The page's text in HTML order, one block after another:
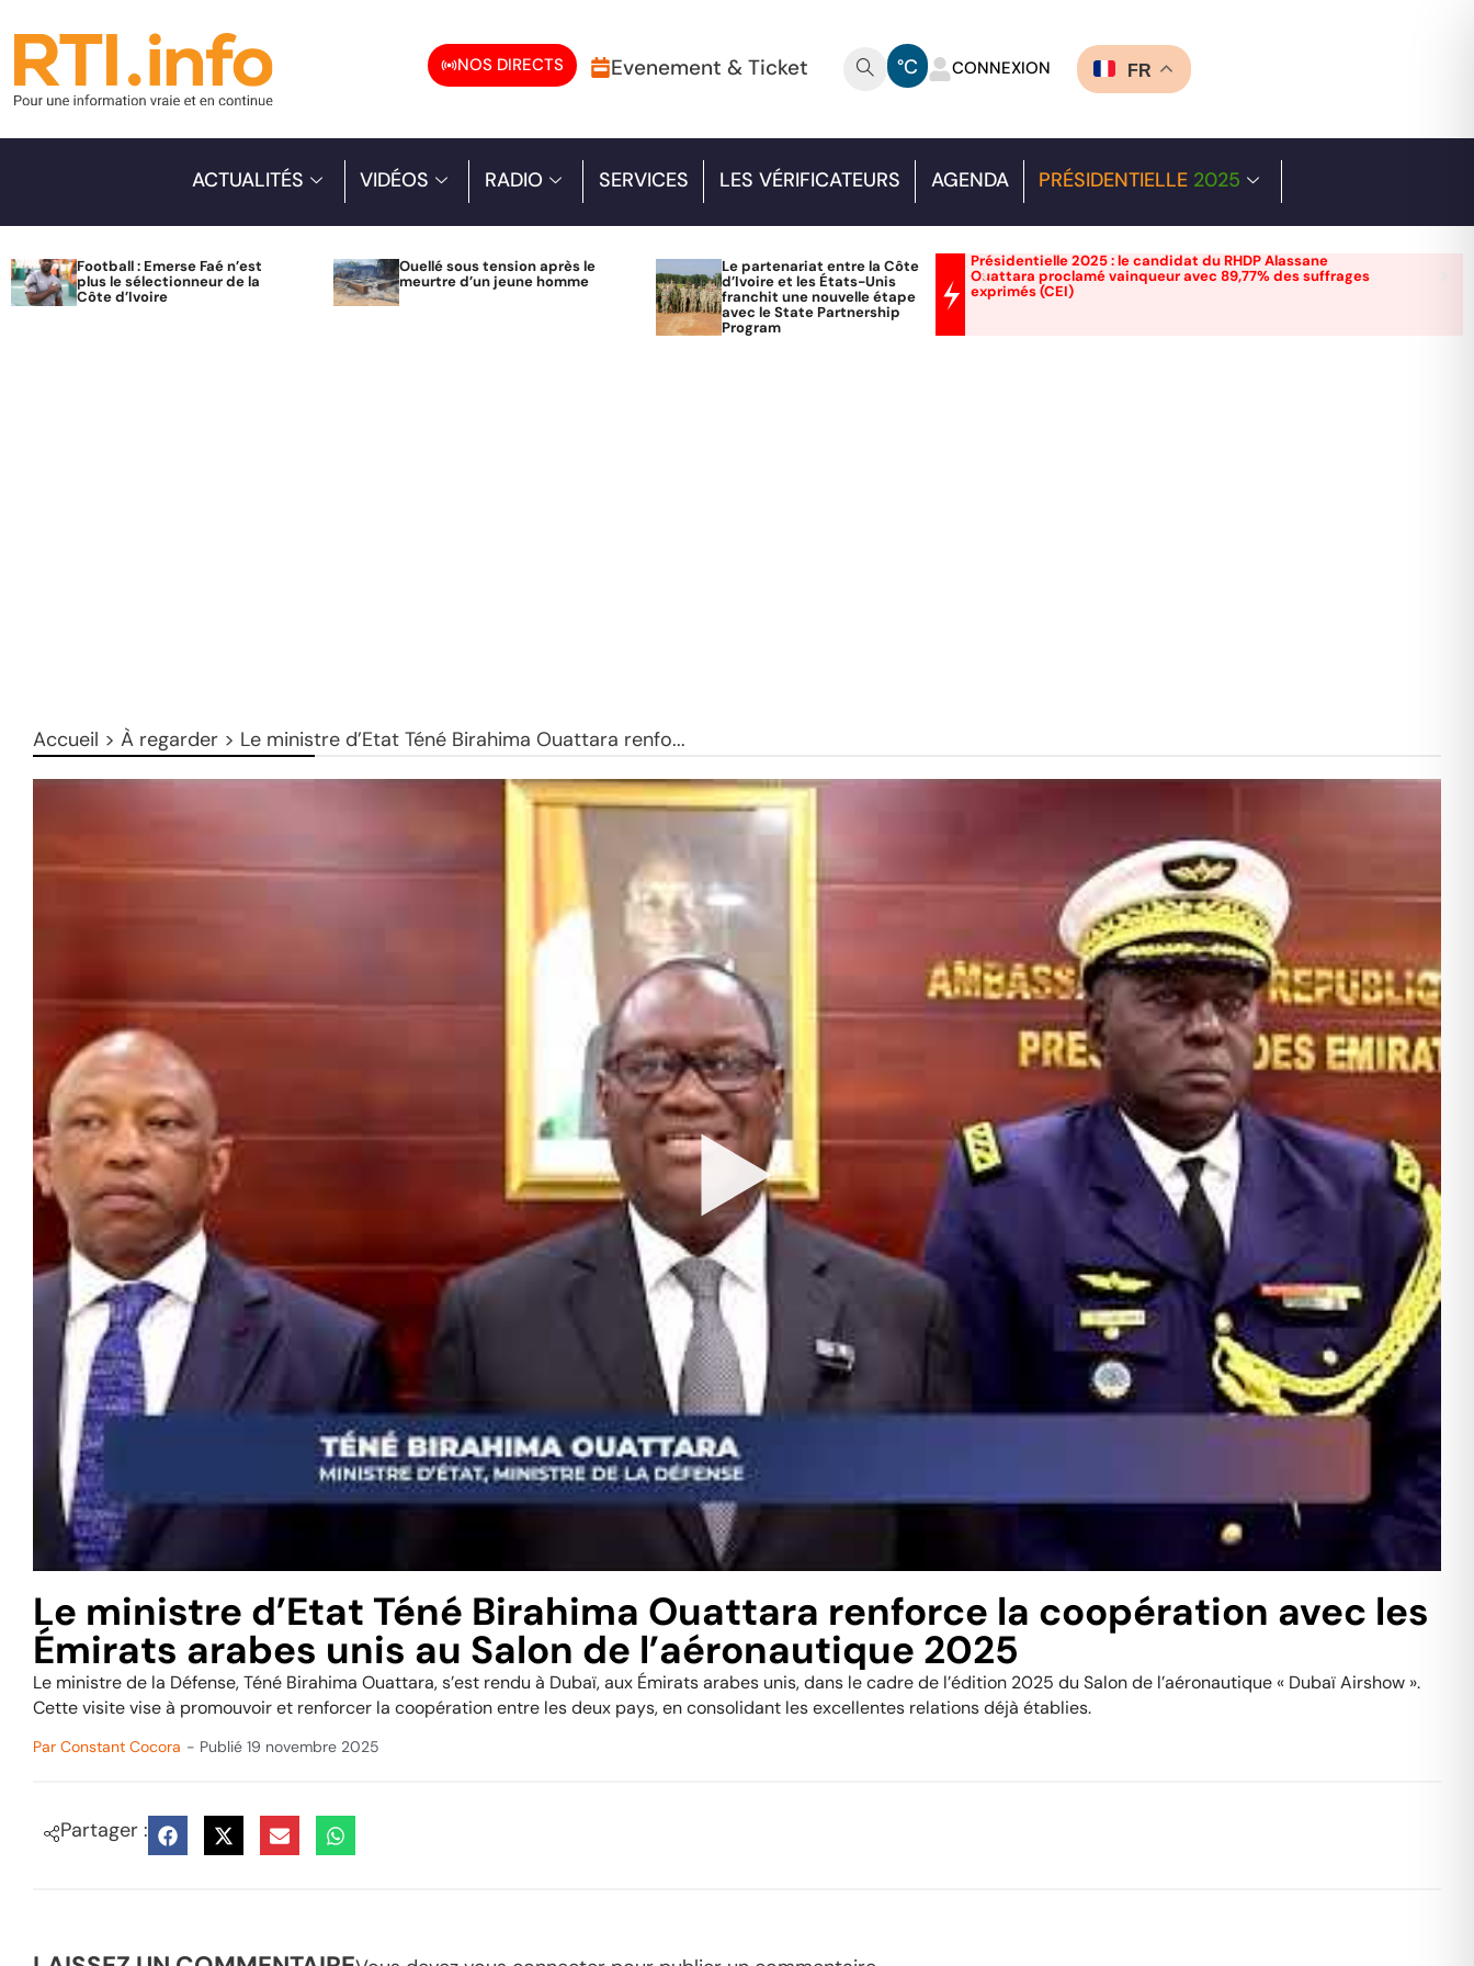
NOS DIRECTS Evenement & Ticket °C CONNEXION FR
ACTUALITÉS VIDÉOS RADIO SERVICES LES VÉRIFICATEURS AGENDA PRÉSIDENTIELLE 2025
Football : Emerse Faé n’est
plus le sélectionneur de la
Côte d’Ivoire
Ouellé sous tension après le
meurtre d’un jeune homme
Le partenariat entre la Côte
d’Ivoire et les États-Unis
franchit une nouvelle étape
avec le State Partnership
Program
Présidentielle 2025 : le candidat du RHDP Alassane
Ouattara proclamé vainqueur avec 89,77% des suffrages
exprimés (CEI)
Accueil > À regarder > Le ministre d’Etat Téné Birahima Ouattara renfo...
Le ministre d’Etat Téné Birahima Ouattara renforce la coopération avec les
Émirats arabes unis au Salon de l’aéronautique 2025
Le ministre de la Défense, Téné Birahima Ouattara, s’est rendu à Dubaï, aux Émirats arabes unis, dans le cadre de l’édition 2025 du Salon de l’aéronautique « Dubaï Airshow ».
Cette visite vise à promouvoir et renforcer la coopération entre les deux pays, en consolidant les excellentes relations déjà établies.
Par Constant Cocora - Publié 19 novembre 2025
Partager :